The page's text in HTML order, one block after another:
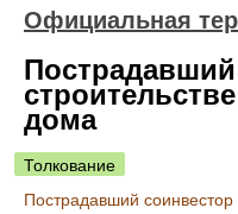
Официальная
дома
Толкование
Пострадавший соинвестор